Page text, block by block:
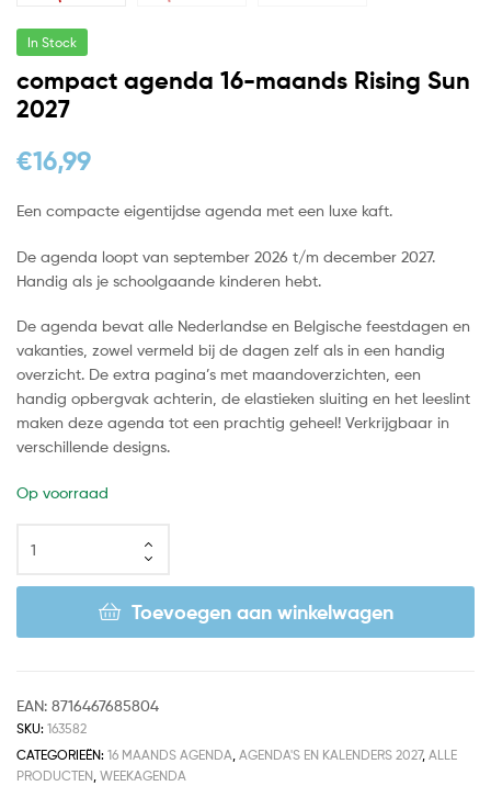
In Stock
compact agenda 16-maands Rising Sun
2027
€16,99
Een compacte eigentijdse agenda met een luxe kaft.
De agenda loopt van september 2026 t/m december 2027.
Handig als je schoolgaande kinderen hebt.
De agenda bevat alle Nederlandse en Belgische feestdagen en
vakanties, zowel vermeld bij de dagen zelf als in een handig
overzicht. De extra pagina’s met maandoverzichten, een
handig opbergvak achterin, de elastieken sluiting en het leeslint
maken deze agenda tot een prachtig geheel! Verkrijgbaar in
verschillende designs.
Op voorraad
Toevoegen aan winkelwagen
EAN: 8716467685804
SKU: 163582
CATEGORIEËN: 16 MAANDS AGENDA, AGENDA'S EN KALENDERS 2027, ALLE
PRODUCTEN, WEEKAGENDA